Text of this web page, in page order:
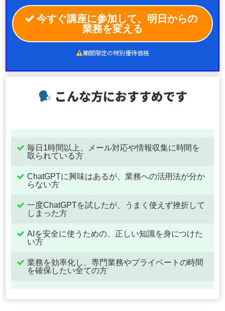
今すぐ講座に参加して、 明日からの
業務を変える
期間限定の特別優待価格
こんな方におすすめです
毎日1時間以上、メール対応や情報収集に時間を
取られている方
ChatGPTに興味はあるが、業務への活用法が分か
らない方
一度ChatGPTを試したが、うまく使えず挫折して
しまった方
AIを安全に使うための、正しい知識を身につけた
い方
業務を効率化し、専門業務やプライベートの時間
を確保したい全ての方